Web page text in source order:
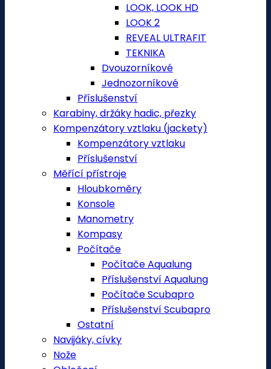
LOOK, LOOK HD
LOOK 2
REVEAL ULTRAFIT
TEKNIKA
Dvouzorníkové
Jednozorníkové
Příslušenství
Karabiny, držáky hadic, přezky
Kompenzátory vztlaku (jackety)
Kompenzátory vztlaku
Příslušenství
Měřící přístroje
Hloubkoměry
Konsole
Manometry
Kompasy
Počítače
Počítače Aqualung
Příslušenství Aqualung
Počítače Scubapro
Příslušenství Scubapro
Ostatní
Navijáky, cívky
Nože